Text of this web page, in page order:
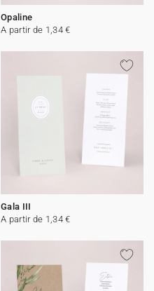
Opaline
A partir de 1,34 €
Gala III
A partir de 1,34 €